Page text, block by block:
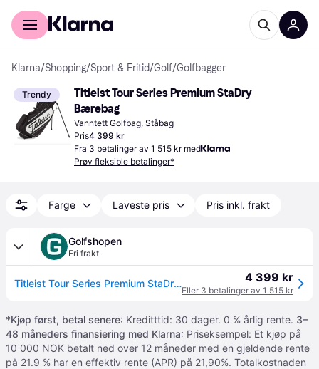
For kunder
Klarna/Shopping/Sport & Fritid/Golf/Golfbagger
Trendy
Titleist Tour Series Premium StaDry
Bærebag
Vanntett Golfbag, Ståbag
Pris4 399 kr
Fra 3 betalinger av 1 515 kr med
Prøv fleksible betalinger*
Farge Laveste pris Pris inkl. frakt
Golfshopen
Fri frakt
Titleist Tour Series Premium StaDry Bærebag Svart/Hvit 4 399 kr
Eller 3 betalinger av 1 515 kr
*Kjøp først, betal senere: Kreditttid: 30 dager. 0 % årlig rente. 3–
48 måneders finansiering med Klarna: Priseksempel: Et kjøp på
10 000 NOK betalt ned over 12 måneder med en gjeldende rente
på 21.9 % har en effektiv rente (APR) på 21,90%. Totalkostnaden